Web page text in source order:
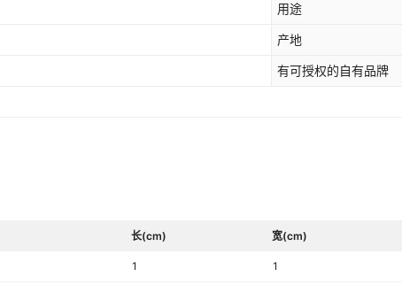
用途
产地
有可授权的自有品牌
长(cm) 宽(cm)
1 1